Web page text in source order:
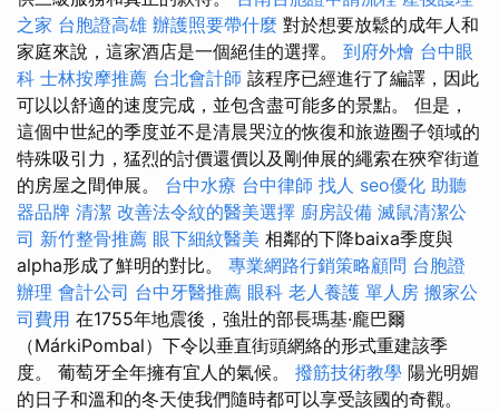
之家 台胞證高雄 辦護照要帶什麼 對於想要放鬆的成年人和
家庭來說，這家酒店是一個絕佳的選擇。 到府外燴 台中眼
科 士林按摩推薦 台北會計師 該程序已經進行了編譯，因此
可以以舒適的速度完成，並包含盡可能多的景點。 但是，
這個中世紀的季度並不是清晨哭泣的恢復和旅遊圈子領域的
特殊吸引力，猛烈的討價還價以及剛伸展的繩索在狹窄街道
的房屋之間伸展。 台中水療 台中律師 找人 seo優化 助聽
器品牌 清潔 改善法令紋的醫美選擇 廚房設備 滅鼠清潔公
司 新竹整骨推薦 眼下細紋醫美 相鄰的下降baixa季度與
alpha形成了鮮明的對比。 專業網路行銷策略顧問 台胞證
辦理 會計公司 台中牙醫推薦 眼科 老人養護 單人房 搬家公
司費用 在1755年地震後，強壯的部長瑪基·龐巴爾
（MárkiPombal）下令以垂直街頭網絡的形式重建該季
度。 葡萄牙全年擁有宜人的氣候。 撥筋技術教學 陽光明媚
的日子和溫和的冬天使我們隨時都可以享受該國的奇觀。